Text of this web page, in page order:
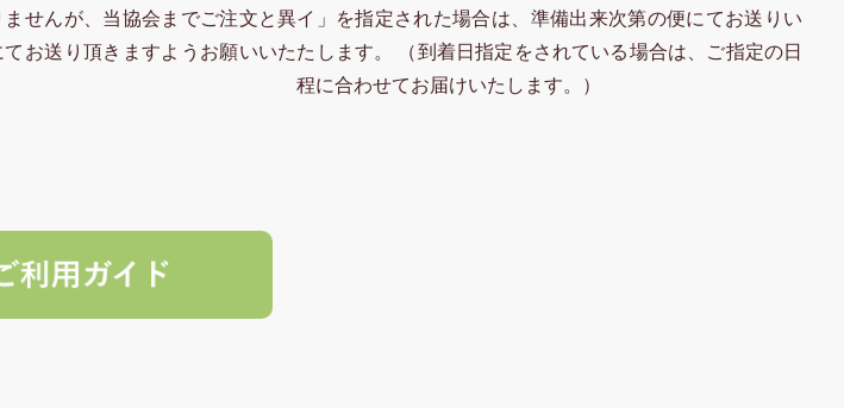
せんが、当協会までご注文と異
お送り頂きますようお願いいた
イ」を指定された場合は、準備出来次第の便にてお送りい
たします。 （到着日指定をされている場合は、ご指定の日
程に合わせてお届けいたします。）